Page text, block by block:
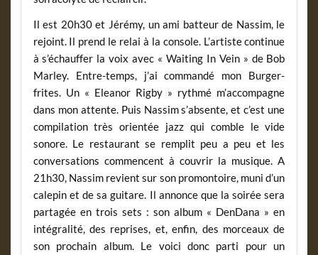
Il est 20h30 et Jérémy, un ami batteur de Nassim, le
rejoint. Il prend le relai à la console. L’artiste continue
à s’échauffer la voix avec « Waiting In Vein » de Bob
Marley. Entre-temps, j’ai commandé mon Burger-
frites. Un « Eleanor Rigby » rythmé m’accompagne
dans mon attente. Puis Nassim s’absente, et c’est une
compilation très orientée jazz qui comble le vide
sonore. Le restaurant se remplit peu a peu et les
conversations commencent à couvrir la musique. A
21h30, Nassim revient sur son promontoire, muni d’un
calepin et de sa guitare. Il annonce que la soirée sera
partagée en trois sets : son album « DenDana » en
intégralité, des reprises, et, enfin, des morceaux de
son prochain album. Le voici donc parti pour un